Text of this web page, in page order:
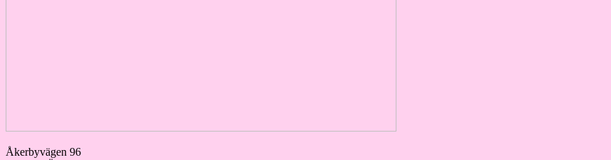
Åkerbyvägen 96